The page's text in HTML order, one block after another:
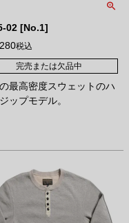
02 [No.1]
税込
完売または欠品中
最高密度スウェットのハ
ップモデル。